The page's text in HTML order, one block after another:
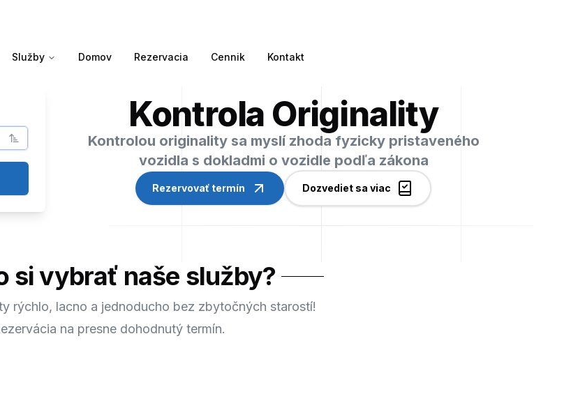
Služby Domov Rezervacia Cennik Kontakt
Kontrola Originality
Kontrolou originality sa myslí zhoda fyzicky pristaveného
vozidla s dokladmi o vozidle podľa zákona
Rezervovať termín Dozvediet sa viac
si vybrať naše služby?
rýchlo, lacno a jednoducho bez zbytočných starostí!
na presne dohodnutý termín.